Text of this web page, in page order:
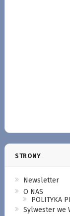
STRONY
Newsletter
O NAS
POLITYKA
Sylwester we